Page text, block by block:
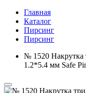
Главная
Каталог
Пирсинг
Пирсинг
№ 1520 Накрутка
1.2*5.4 мм Safe